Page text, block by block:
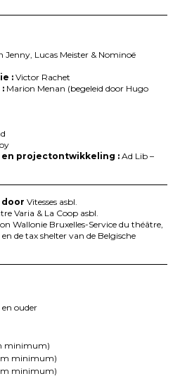
Lucas Meister & Nominoë
:Victor Rachet
Marion Menan (begeleid door Hugo
projectontwikkeling :Ad Lib –
Vitesses asbl.
Varia & La Coop asbl.
Wallonie Bruxelles-Service du théâtre,
en de tax shelter van de Belgische
en ouder
minimum)
minimum)
minimum)